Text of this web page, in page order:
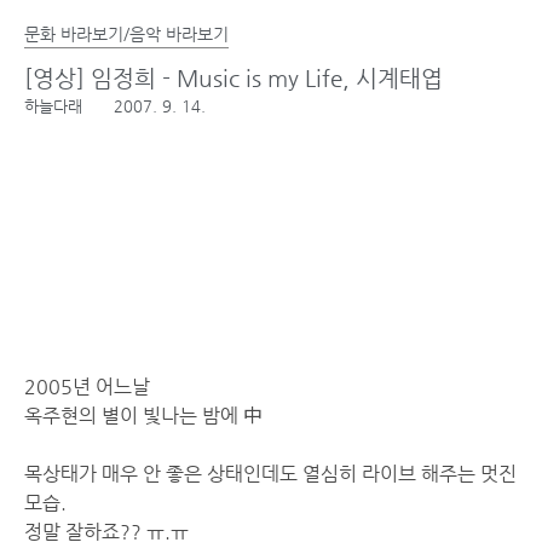
문화 바라보기/음악 바라보기
[영상] 임정희 - Music is my Life, 시계태엽
하늘다래 2007. 9. 14.
2005년 어느날
옥주현의 별이 빛나는 밤에 中
목상태가 매우 안 좋은 상태인데도 열심히 라이브 해주는 멋진
모습.
정말 잘하죠?? ㅠ.ㅠ